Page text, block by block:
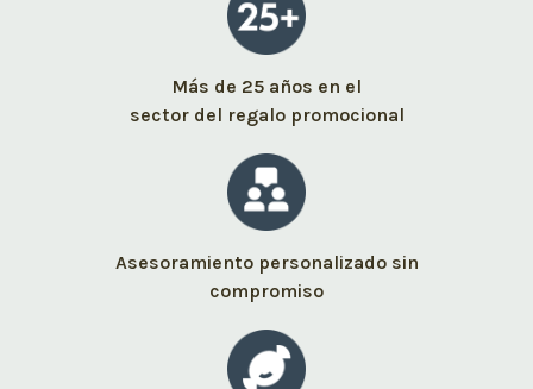
Más de 25 años en el
sector del regalo promocional
Asesoramiento personalizado sin
compromiso